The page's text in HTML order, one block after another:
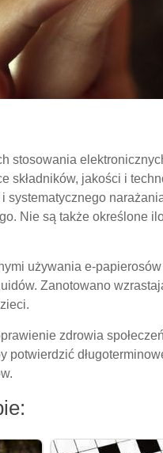
stosowania
składników, jakości i
systematycznego
Nie są także określone
używania e-
Zanotowano
zdrowia
potwierdzić